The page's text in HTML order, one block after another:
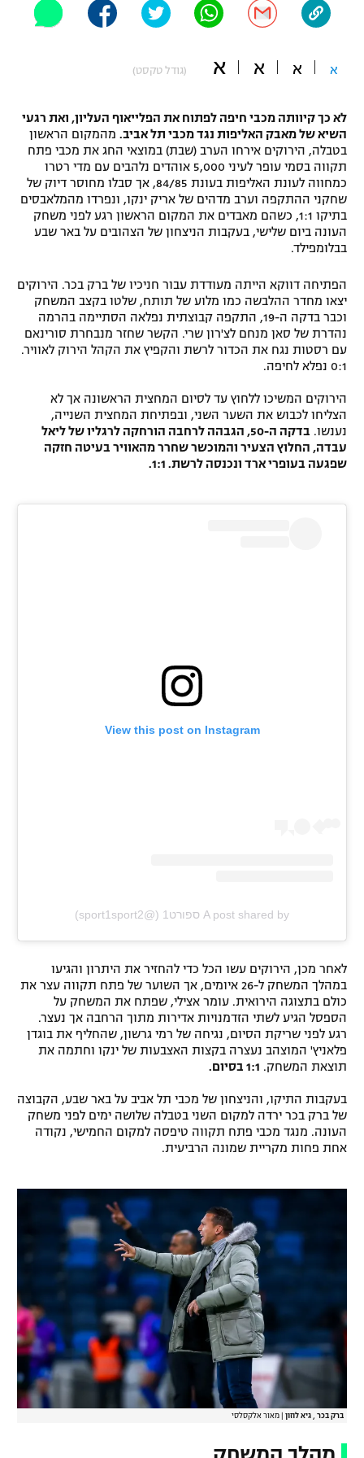
"מחצית בשכונה" – פודקאסט
משתתפים וזוכים בפרסים
תקנון משתתפים וזוכים בפרסים
תקנון עבור פעילות אלקטרה
תקנון עבור פעילות ספורט 1 – "מרלן"
טניס
גיימינג E-Sports
תנאי שימוש
מדיניות פרטיות
תקנון פעילות ספורט 1
הצטרפות לחבילת הערוצים
לוח דרושים – ג'ובנט
תגיות
ספורט מוטורי
כדורמים
פוטבול אמריקאי NFL
בייסבול MLB
ספורט אתגרי ואקסטרים
גיימינג E-Sports
א א א א (גודל טקסט)
לא כך קיוותה מכבי חיפה לפתוח את הפלייאוף העליון, ואת רגעי
השיא של מאבק האליפות נגד מכבי תל אביב. מהמקום הראשון
בטבלה, הירוקים אירחו הערב (שבת) במוצאי החג את מכבי פתח
תקווה בסמי עופר לעיני 5,000 אוהדים נלהבים עם מדי רטרו
כמחווה לעונת האליפות בעונת 84/85, אך סבלו מחוסר דיוק של
שחקני ההתקפה וערב מדהים של אריק ינקו, ונפרדו מהמלאבסים
בתיקו 1:1, כשהם מאבדים את המקום הראשון רגע לפני משחק
העונה ביום שלישי, בעקבות הניצחון של הצהובים על באר שבע
בבלומפילד.
הפתיחה דווקא הייתה מעודדת עבור חניכיו של ברק בכר. הירוקים
יצאו מחדר ההלבשה כמו מלוע של תותח, שלטו בקצב המשחק
וכבר בדקה ה-19, התקפה קבוצתית נפלאה הסתיימה בהרמה
נהדרת של סאן מנחם לצ'רון שרי. הקשר שחזר מנבחרת סורינאם
עם רסטות נגח את הכדור לרשת והקפיץ את הקהל הירוק לאוויר.
0:1 נפלא לחיפה.
הירוקים המשיכו ללחוץ עד לסיום המחצית הראשונה אך לא
הצליחו לכבוש את השער השני, ובפתיחת המחצית השנייה,
נענשו.
בדקה ה-50, הגבהה לרחבה הורחקה לרגליו של ליאל
עבדה, החלוץ הצעיר והמוכשר שחרר מהאוויר בעיטה חזקה
שפגעה בעופרי ארד ונכנסה לרשת. 1:1.
View this post on Instagram
A post shared by ספורט1 (@sport1sport2)
לאחר מכן, הירוקים עשו הכל כדי להחזיר את היתרון והגיעו
במהלך המשחק ל-26 איומים, אך השוער של פתח תקווה עצר את
כולם בתצוגה הירואית. עומר אצילי, שפתח את המשחק על
הספסל הגיע לשתי הזדמנויות אדירות מתוך הרחבה אך נעצר.
רגע לפני שריקת הסיום, נגיחה של רמי גרשון, שהחליף את בוגדן
פלאניץ' המוצהב נעצרה בקצות האצבעות של ינקו וחתמה את
תוצאת המשחק. 1:1 בסיום.
בעקבות התיקו, והניצחון של מכבי תל אביב על באר שבע, הקבוצה
של ברק בכר ירדה למקום השני בטבלה שלושה ימים לפני משחק
העונה. מנגד מכבי פתח תקווה טיפסה למקום החמישי, נקודה
אחת פחות מקריית שמונה הרביעית.
ברק בכר , גיא לוזון מאור אלקסלסי